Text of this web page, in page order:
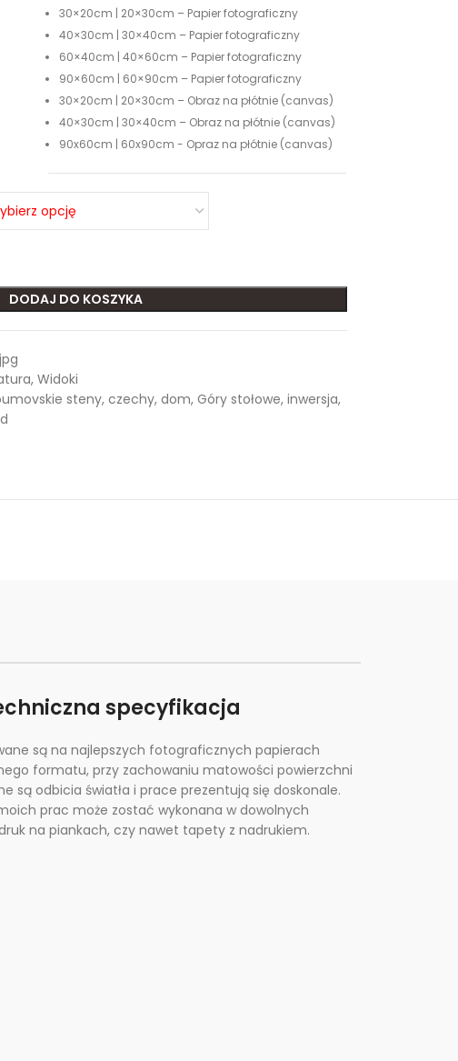
30×20cm | 20×30cm – Papier fotograficzny
40×30cm | 30×40cm – Papier fotograficzny
60×40cm | 40×60cm – Papier fotograficzny
90×60cm | 60×90cm – Papier fotograficzny
30×20cm | 20×30cm – Obraz na płótnie (canvas)
40×30cm | 30×40cm – Obraz na płótnie (canvas)
90x60cm | 60x90cm - Opraz na płótnie (canvas)
DODAJ DO KOSZYKA
, Widoki
steny, czechy, dom, Góry stołowe, inwersja,
specyfikacja
są na najlepszych fotograficznych papierach
formatu, przy zachowaniu matowości powierzchni
są odbicia światła i prace prezentują się doskonale.
prac może zostać wykonana w dowolnych
na piankach, czy nawet tapety z nadrukiem.